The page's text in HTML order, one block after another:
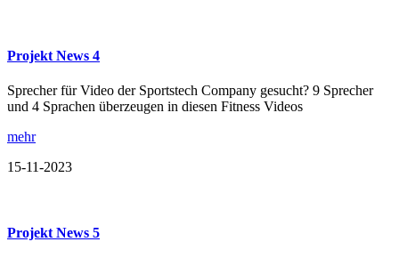
Projekt News 4
Sprecher für Video der Sportstech Company gesucht? 9 Sprecher
und 4 Sprachen überzeugen in diesen Fitness Videos
mehr
15-11-2023
Projekt News 5